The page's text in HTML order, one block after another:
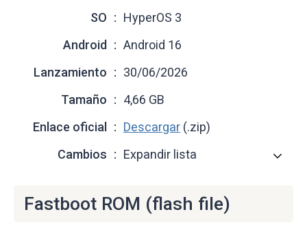
SO
HyperOS 3
Android
Android 16
Lanzamiento
30/06/2026
Tamaño
4,66 GB
Enlace oficial
Descargar (.zip)
Cambios
Expandir lista
Fastboot ROM (flash file)